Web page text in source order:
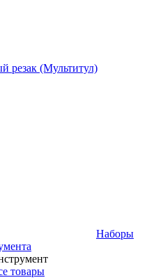
резак (Мультитул)
Наборы
товары